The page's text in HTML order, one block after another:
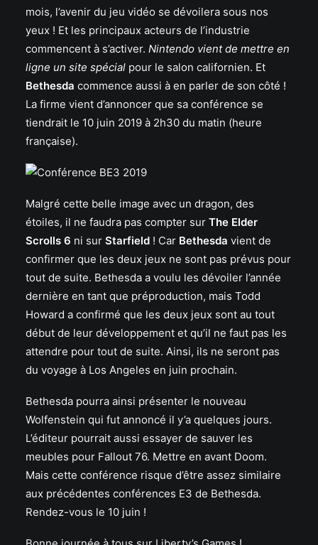
mois, l’avenir du jeu vidéo se dévoilera sous nos
yeux ! Et les principaux acteurs de l’industrie
commencent à s’activer. Nintendo vient de mettre en
ligne un site spécial pour le salon californien. Et
Bethesda commence aussi à en parler de son côté !
La firme vient d’annoncer que sa conférence se
tiendrait le 10 juin 2019 à 2h30 du matin (heure
française).
Malgré cette belle image avec un dragon, des
étoiles, il ne faudra pas compter sur The Elder
Scrolls 6 ni sur Starfield ! Car Bethesda vient de
confirmer que les deux jeux ne sont pas prévus pour
tout de suite. Bethesda a voulu les dévoiler l’année
dernière en tant que préproduction, mais Todd
Howard a confirmé que les deux jeux sont au tout
début de leur développement et qu’il ne faut pas les
attendre pour tout de suite. Ainsi, ils ne seront pas
du voyage à Los Angeles en juin prochain.
Bethesda pourra ainsi présenter le nouveau
Wolfenstein qui fut annoncé il y’a quelques jours.
L’éditeur pourrait aussi essayer de sauver les
meubles pour Fallout 76. Mettre en avant Doom.
Mais cette conférence risque d’être assez similaire
aux précédentes conférences E3 de Bethesda.
Rendez-vous le 10 juin !